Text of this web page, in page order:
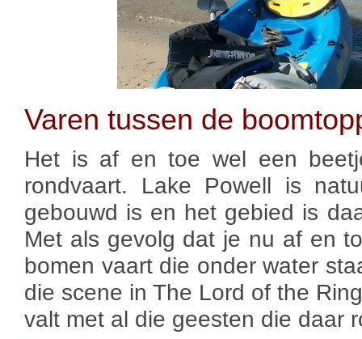
Varen tussen de
Het is af en toe wel een
rondvaart. Lake Powell is
gebouwd is en het gebied is
Met als gevolg dat je nu af en
bomen vaart die onder water
die scene in The Lord of the
valt met al die geesten die daar